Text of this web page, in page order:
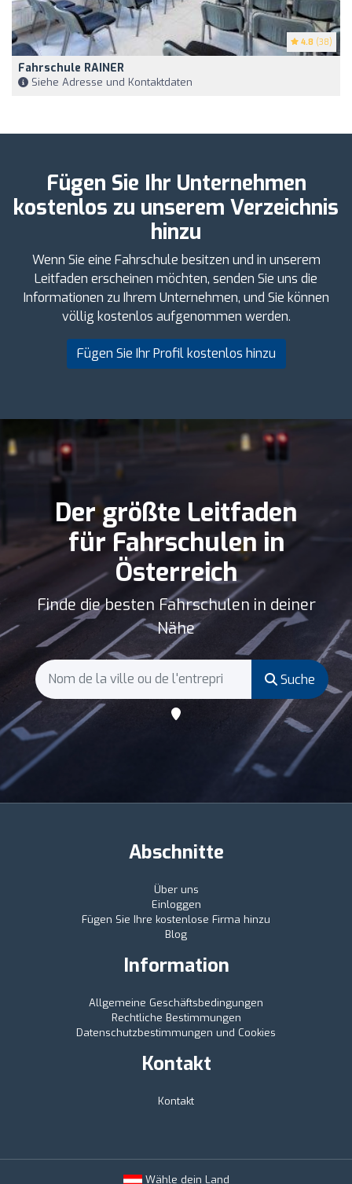
4.8 (38)
Fahrschule RAINER
Siehe Adresse und Kontaktdaten
Fügen Sie Ihr Unternehmen
kostenlos zu unserem Verzeichnis
hinzu
Wenn Sie eine Fahrschule besitzen und in unserem
Leitfaden erscheinen möchten, senden Sie uns die
Informationen zu Ihrem Unternehmen, und Sie können
völlig kostenlos aufgenommen werden.
Fügen Sie Ihr Profil kostenlos hinzu
Der größte Leitfaden
für Fahrschulen in
Österreich
Finde die besten Fahrschulen in deiner
Nähe
Suche
Abschnitte
Über uns
Einloggen
Fügen Sie Ihre kostenlose Firma hinzu
Blog
Information
Allgemeine Geschäftsbedingungen
Rechtliche Bestimmungen
Datenschutzbestimmungen und Cookies
Kontakt
Kontakt
Wähle dein Land